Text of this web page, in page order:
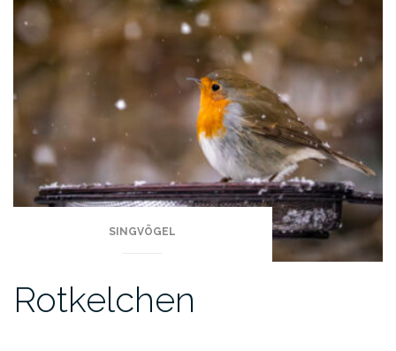
SINGVÖGEL
Rotkelchen